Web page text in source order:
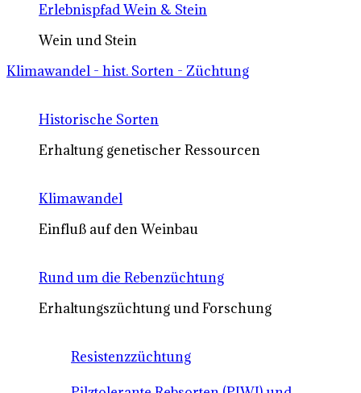
Erlebnispfad Wein & Stein
Wein und Stein
Klimawandel - hist. Sorten - Züchtung
Historische Sorten
Erhaltung genetischer Ressourcen
Klimawandel
Einfluß auf den Weinbau
Rund um die Rebenzüchtung
Erhaltungszüchtung und Forschung
Resistenzzüchtung